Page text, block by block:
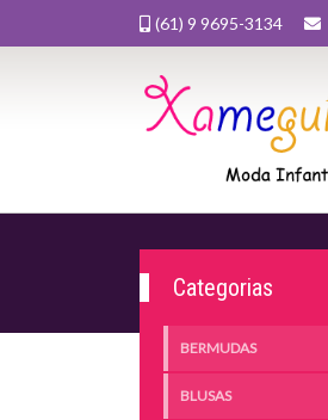
(61) 9 9695-3134
Categorias
BERMUDAS
BLUSAS